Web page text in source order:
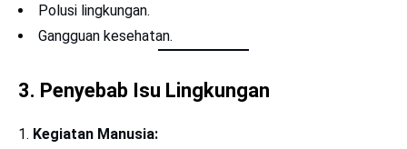
Polusi lingkungan.
Gangguan kesehatan.
3. Penyebab Isu Lingkungan
Kegiatan Manusia: